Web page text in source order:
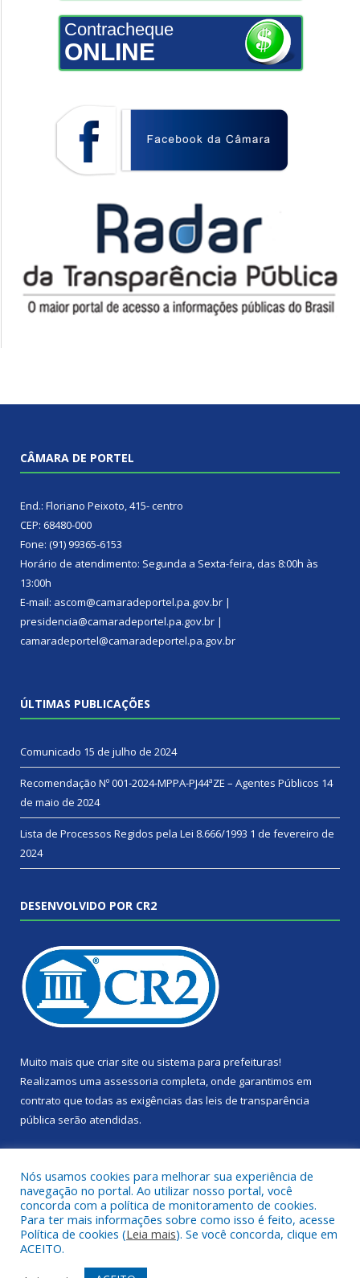
Contracheque
ONLINE
CÂMARA DE PORTEL
End.: Floriano Peixoto, 415- centro
CEP: 68480-000
Fone: (91) 99365-6153
Horário de atendimento: Segunda a Sexta-feira, das 8:00h às
13:00h
E-mail: ascom@camaradeportel.pa.gov.br |
presidencia@camaradeportel.pa.gov.br |
camaradeportel@camaradeportel.pa.gov.br
ÚLTIMAS PUBLICAÇÕES
Comunicado 15 de julho de 2024
Recomendação Nº 001-2024-MPPA-PJ44ªZE – Agentes Públicos 14
de maio de 2024
Lista de Processos Regidos pela Lei 8.666/1993 1 de fevereiro de
2024
DESENVOLVIDO POR CR2
Muito mais que criar site ou sistema para prefeituras!
Realizamos uma assessoria completa, onde garantimos em
contrato que todas as exigências das leis de transparência
pública serão atendidas.
Todos os direitos reservados a Câmara Municipal de Portel.
Nós usamos cookies para melhorar sua experiência de
navegação no portal. Ao utilizar nosso portal, você
concorda com a política de monitoramento de cookies.
Para ter mais informações sobre como isso é feito, acesse
Política de cookies (Leia mais). Se você concorda, clique em
ACEITO.